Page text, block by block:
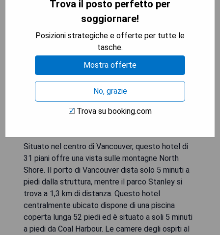
Situato nel centro di Vancouver, questo hotel di
31 piani offre una vista sulle montagne North
Shore. Il porto di Vancouver dista solo 5 minuti a
piedi dalla struttura, mentre il parco Stanley si
trova a 1,3 km di distanza. Questo hotel
centralmente ubicato dispone di una piscina
coperta lunga 52 piedi ed è situato a soli 5 minuti
a piedi da Coal Harbour. Le camere degli ospiti al
Trova il posto perfetto per
soggiornare!
Posizioni strategiche e offerte per tutte le
tasche.
Mostra offerte
No, grazie
Trova su booking.com